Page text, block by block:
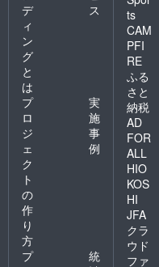
デ
ィ
ン
グ
と
は
ス
プ
ロ
ジ
ェ
ク
ト
の
作
り
方
実
施
事
例
プ
統
ts
CAM
PFI
RE
ふる
さと
納税
AD
FOR
ALL
HIO
KOS
HI
JFA
クラ
ウド
ファ